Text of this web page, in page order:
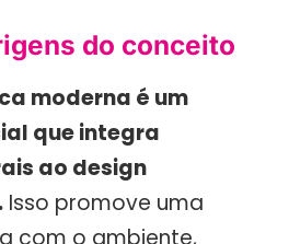
do conceito
moderna é um
que integra
ao design
Isso promove uma